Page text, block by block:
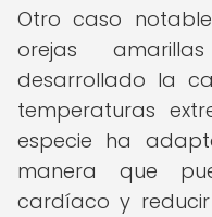
Otro caso
orejas
desarrollado la
temperaturas
especie ha
manera que
cardíaco y